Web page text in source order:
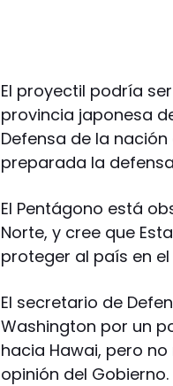
El proyectil podría
provincia japonesa
Defensa de la
preparada la
El Pentágono está
Norte, y cree que
proteger al país en
El secretario de
Washington por un
hacia Hawai, pero
opinión del Gobierno.